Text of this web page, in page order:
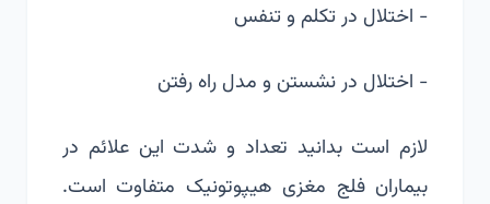
- اختلال در تکلم و تنفس
- اختلال در نشستن و مدل راه رفتن
لازم است بدانید تعداد و شدت این علائم در
بیماران فلج مغزی هیپوتونیک متفاوت است.